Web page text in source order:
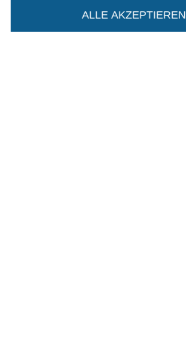
ALLE AKZEPTIEREN